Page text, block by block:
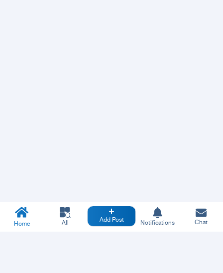
Home All Add Post Notifications Chat